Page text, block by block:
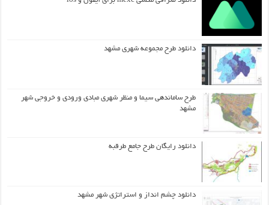
دانلود طرح مجموعه شهری مشهد
طرح ساماندهی سیما و منظر شهری مبادی ورودی و خروجی شهر
مشهد
دانلود رایگان طرح جامع طرقبه
دانلود چشم انداز و استراتژی شهر مشهد